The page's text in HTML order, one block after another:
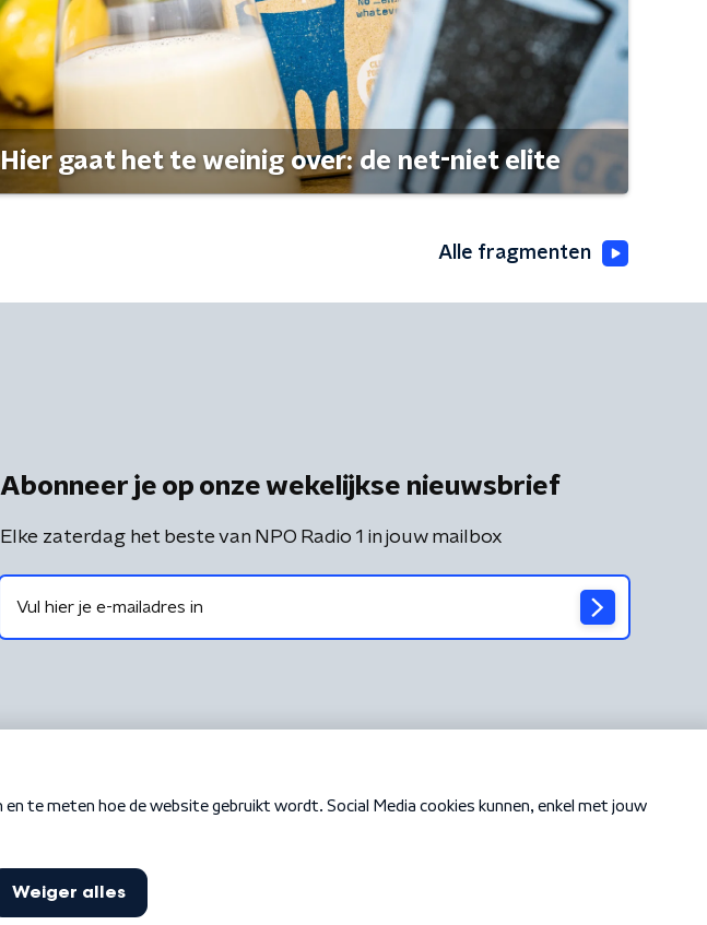
Hier gaat het te weinig over: de net-niet elite
Alle fragmenten
Abonneer je op onze wekelijkse nieuwsbrief
Elke zaterdag het beste van NPO Radio 1 in jouw mailbox